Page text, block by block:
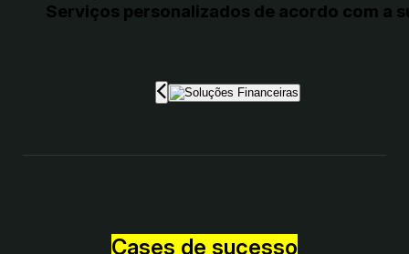
Serviços personalizados de acordo com a
Cases de sucesso